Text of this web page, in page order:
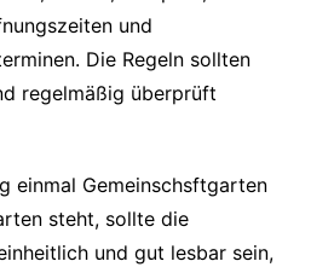
und
Die Regeln sollten
regelmäßig überprüft
einmal Gemeinschsftgarten
steht, sollte die
und gut lesbar sein,